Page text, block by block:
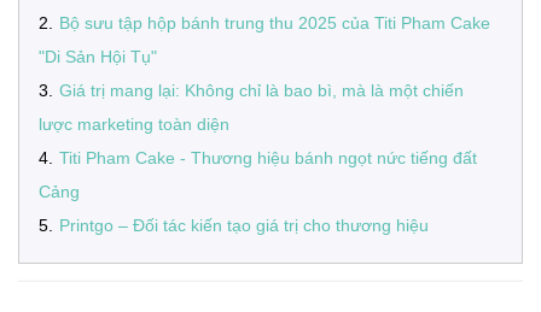
2
Bộ sưu tập hộp bánh trung thu 2025 của Titi Pham Cake
"Di Sản Hội Tụ"
3
Giá trị mang lại: Không chỉ là bao bì, mà là một chiến
lược marketing toàn diện
4 Titi Pham Cake - Thương hiệu bánh ngọt nức tiếng đất
Cảng
5
Printgo – Đối tác kiến tạo giá trị cho thương hiệu